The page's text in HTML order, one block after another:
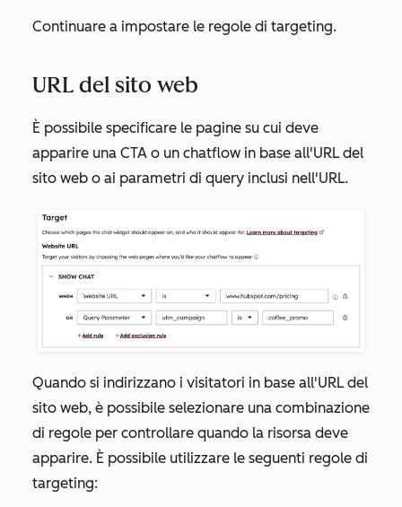
Continuare a impostare le regole di targeting.
URL del sito web
È possibile specificare le pagine su cui deve
apparire una CTA o un chatflow in base all'URL del
sito web o ai parametri di query inclusi nell'URL.
Quando si indirizzano i visitatori in base all'URL del
sito web, è possibile selezionare una combinazione
di regole per controllare quando la risorsa deve
apparire. È possibile utilizzare le seguenti regole di
targeting: